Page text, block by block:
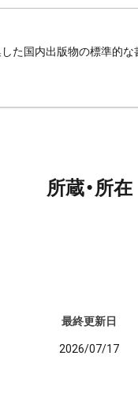
た国内出版物の標準的な
所蔵・所在
最終更新日
2026/07/17